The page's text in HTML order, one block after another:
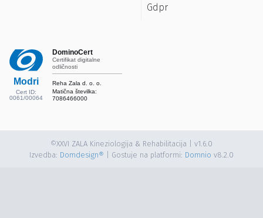
Gdpr
Modri
Cert ID:
0061/00064
DominoCert
Certifikat digitalne
odličnosti
Reha Zala d. o. o.
Matična številka:
7086466000
©XXVI ZALA Kineziologija & Rehabilitacija | v1.6.0
Izvedba: Domdesign® | Gostuje na platformi: Domnio v8.2.0